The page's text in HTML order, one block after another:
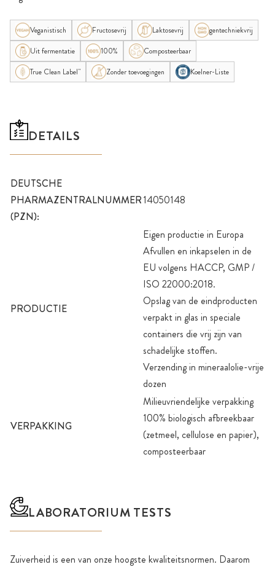
Veganistisch Fructosevrij Laktosevrij
gentechniekvrij
Uit fermentatie
100%
Composteerbaar
True Clean Label"
Zonder toevoegingen Koelner-Liste
DETAILS
DEUTSCHE
PHARMAZENTRALNUMMER
(PZN):
14050148
PRODUCTIE
Eigen productie in Europa
Afvullen en inkapselen in de
EU volgens HACCP, GMP /
ISO 22000:2018.
Opslag van de eindproducten
verpakt in glas in speciale
containers die vrij zijn van
schadelijke stoffen.
Verzending in mineraalolie-vrije
dozen
VERPAKKING
Milieuvriendelijke verpakking
100% biologisch afbreekbaar
(zetmeel, cellulose en papier),
composteerbaar
LABORATORIUM TESTS
Zuiverheid is een van onze hoogste kwaliteitsnormen. Daarom